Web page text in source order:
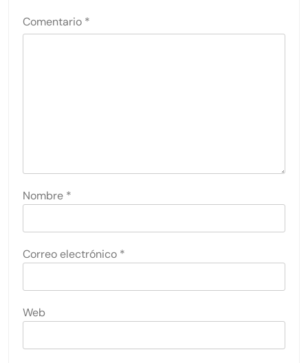
Comentario *
Nombre *
Correo electrónico *
Web